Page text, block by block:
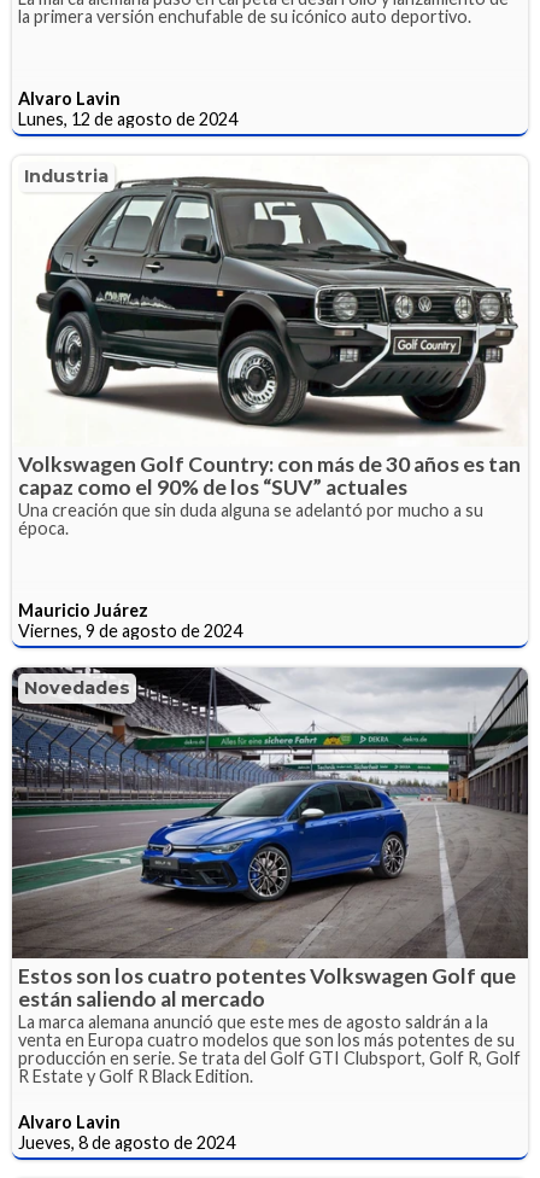
la primera versión enchufable de su icónico auto deportivo.
Alvaro Lavin
Lunes, 12 de agosto de 2024
Industria
Volkswagen Golf Country: con más de 30 años es tan
capaz como el 90% de los “SUV” actuales
Una creación que sin duda alguna se adelantó por mucho a su
época.
Mauricio Juárez
Viernes, 9 de agosto de 2024
Novedades
Estos son los cuatro potentes Volkswagen Golf que
están saliendo al mercado
La marca alemana anunció que este mes de agosto saldrán a la
venta en Europa cuatro modelos que son los más potentes de su
producción en serie. Se trata del Golf GTI Clubsport, Golf R, Golf
R Estate y Golf R Black Edition.
Alvaro Lavin
Jueves, 8 de agosto de 2024